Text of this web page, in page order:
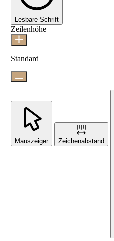
Lesbare Schrift
Zeilenhöhe
Standard
Mauszeiger Zeichenabstand